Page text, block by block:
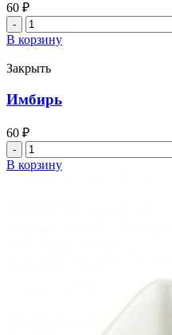
60 ₽
Количество
товара
Соевый
соус
В корзину
Закрыть
Имбирь
60 ₽
Количество
товара
Имбирь
В корзину